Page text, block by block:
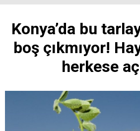
Konya’da bu
boş çıkmıyor!
herkese